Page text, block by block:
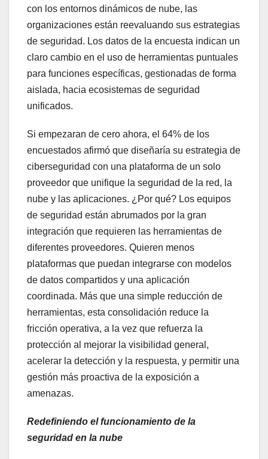
con los entornos dinámicos de nube, las
organizaciones están reevaluando sus estrategias
de seguridad. Los datos de la encuesta indican un
claro cambio en el uso de herramientas puntuales
para funciones específicas, gestionadas de forma
aislada, hacia ecosistemas de seguridad
unificados.
Si empezaran de cero ahora, el 64% de los
encuestados afirmó que diseñaría su estrategia de
ciberseguridad con una plataforma de un solo
proveedor que unifique la seguridad de la red, la
nube y las aplicaciones. ¿Por qué? Los equipos
de seguridad están abrumados por la gran
integración que requieren las herramientas de
diferentes proveedores. Quieren menos
plataformas que puedan integrarse con modelos
de datos compartidos y una aplicación
coordinada. Más que una simple reducción de
herramientas, esta consolidación reduce la
fricción operativa, a la vez que refuerza la
protección al mejorar la visibilidad general,
acelerar la detección y la respuesta, y permitir una
gestión más proactiva de la exposición a
amenazas.
Redefiniendo el funcionamiento de la
seguridad en la nube